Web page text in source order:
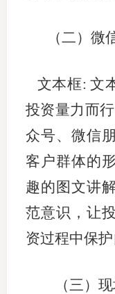
（二）微
文本框: 文
投资量力而
众号、微信
客户群体的
趣的图文讲
范意识，让
资过程中保
（三）现